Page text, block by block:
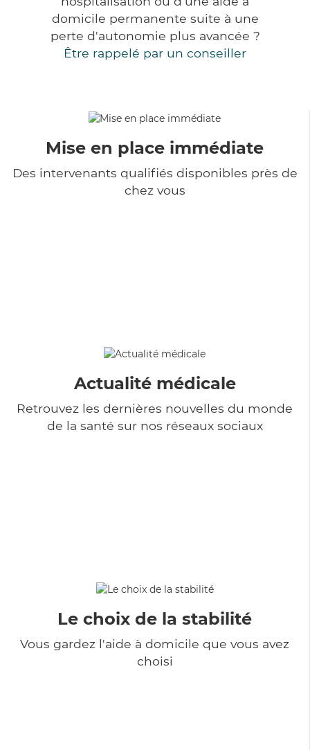
domicile permanente suite à une
perte d'autonomie plus avancée ?
Être rappelé par un conseiller
Mise en place immédiate
Des intervenants qualifiés disponibles près de
chez vous
Actualité médicale
Retrouvez les dernières nouvelles du monde
de la santé sur nos réseaux sociaux
Le choix de la stabilité
Vous gardez l'aide à domicile que vous avez
choisi